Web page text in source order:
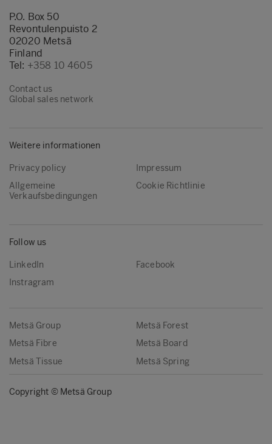
P.O. Box 50
Revontulenpuisto 2
02020 Metsä
Finland
Tel: +358 10 4605
Contact us
Global sales network
Weitere informationen
Privacy policy
Impressum
Allgemeine
Verkaufsbedingungen
Cookie Richtlinie
Follow us
LinkedIn
Facebook
Instragram
Metsä Group
Metsä Forest
Metsä Fibre
Metsä Board
Metsä Tissue
Metsä Spring
Copyright © Metsä Group